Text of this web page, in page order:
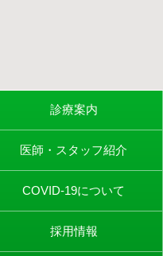
診療案内
医師・スタッフ紹介
COVID-19について
採用情報